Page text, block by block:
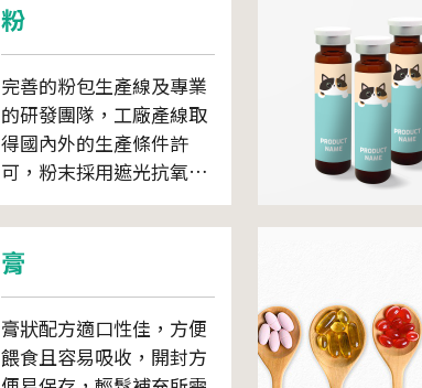
粉
完善的粉包生產線及專業
的研發團隊，工廠產線取
得國內外的生產條件許
可，粉末採用遮光抗氧的
包材包裝粉體。
膏
膏狀配方適口性佳，方便
餵食且容易吸收，開封方